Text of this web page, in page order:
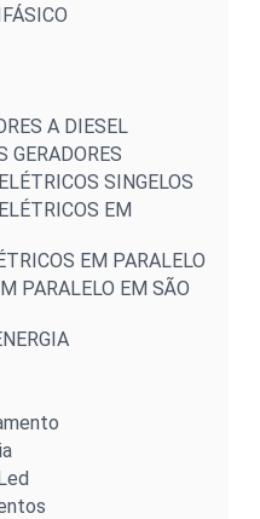
A DIESEL
GERADORES
SINGELOS
EM
EM PARALELO
PARALELO EM SÃO